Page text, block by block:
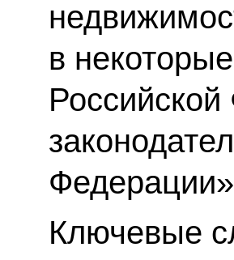
в
Ключевые